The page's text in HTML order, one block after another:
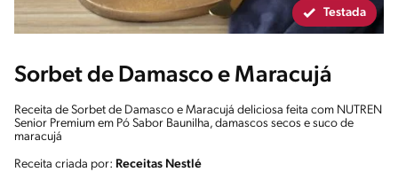
Testada
Sorbet de Damasco e Maracujá
Receita de Sorbet de Damasco e Maracujá deliciosa feita com NUTREN
Senior Premium em Pó Sabor Baunilha, damascos secos e suco de
maracujá
Receita criada por: Receitas Nestlé